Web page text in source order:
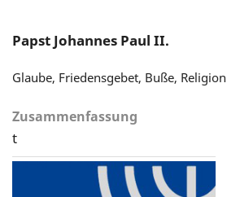
Papst Johannes Paul II.
Glaube, Friedensgebet, Buße, Religion
Zusammenfassung
t